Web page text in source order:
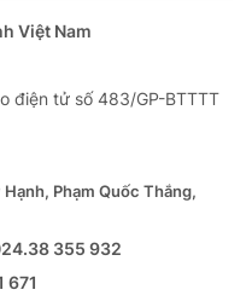
Việt Nam
điện tử số 483/GP-BTTTT
Phạm Quốc Thắng,
355 932
671